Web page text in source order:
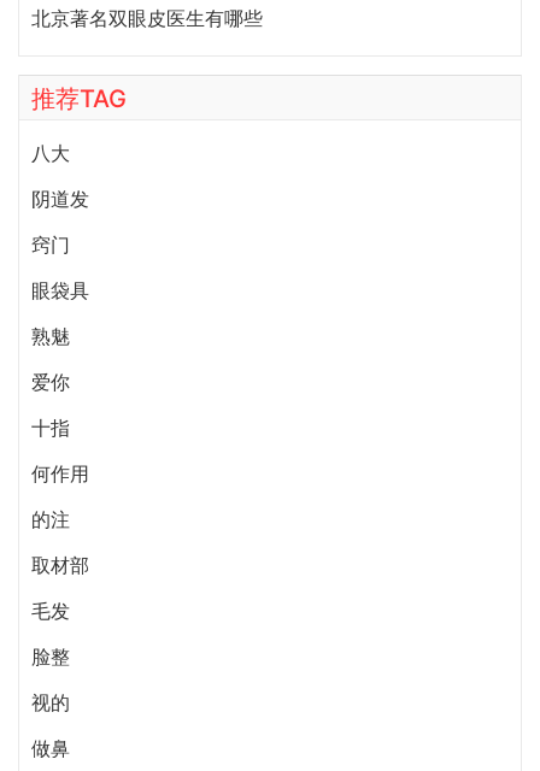
北京著名双眼皮医生有哪些
推荐TAG
八大
阴道发
窍门
眼袋具
熟魅
爱你
十指
何作用
的注
取材部
毛发
脸整
视的
做鼻